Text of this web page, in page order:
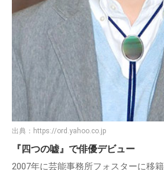
出典： https://ord.yahoo.co.jp
『四つの嘘』で俳優デビュー
2007年に芸能事務所フォスターに移